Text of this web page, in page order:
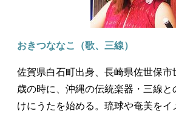
おきつななこ（歌、三線）
佐賀県白石町出身、長崎県佐世保市
歳の時に、沖縄の伝統楽器・三線と
けにうたを始める。琉球や奄美をイ